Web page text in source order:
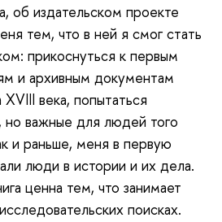
об издательском проекте
тем, что в ней я смог стать
прикоснуться к первым
и архивным документам
века, попытаться
но важные для людей того
и раньше, меня в первую
люди в истории и их дела.
ценна тем, что занимает
поисках.